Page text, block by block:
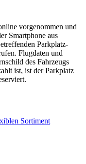
vorgenommen und
Smartphone aus
Parkplatz-
Flugdaten und
des Fahrzeugs
ist, ist der Parkplatz
Sortiment